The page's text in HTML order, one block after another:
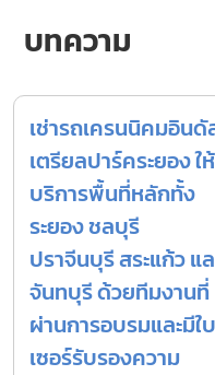
บทความ
เช่ารถเครนนิคมอินดั
เตรียลปาร์คระยอง ให้
บริการพื้นที่หลักทั้ง
ระยอง ชลบุรี
ปราจีนบุรี สระแก้ว แ
จันทบุรี ด้วยทีมงานที่
ผ่านการอบรมและมีใบ
เซอร์รับรองความ